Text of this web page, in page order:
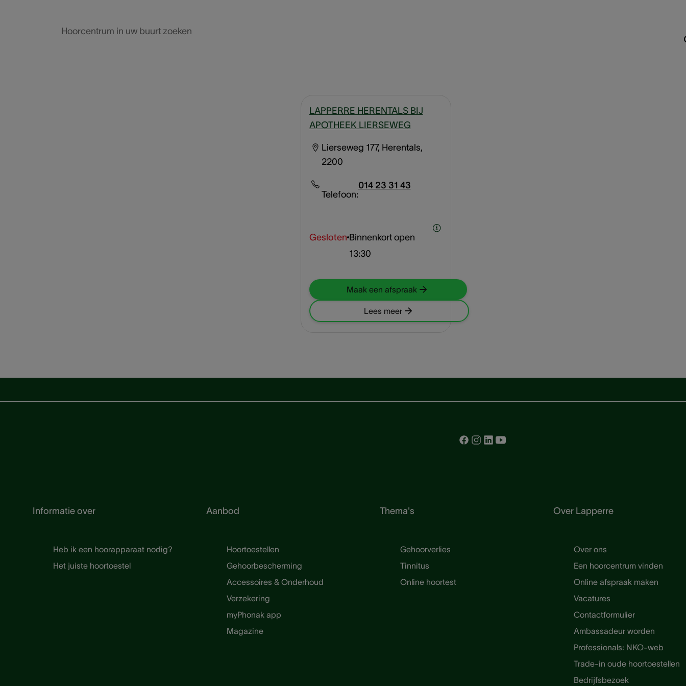
Hoorcentrum in uw buurt zoeken
LAPPERRE HERENTALS BIJ
APOTHEEK LIERSEWEG
Lierseweg 177, Herentals,
2200
Telefoon:
014 23 31 43
Gesloten Binnenkort open
13:30
Maak een afspraak
Lees meer
Informatie over
Heb ik een hoorapparaat nodig?
Het juiste hoortoestel
Aanbod
Hoortoestellen
Gehoorbescherming
Accessoires & Onderhoud
Verzekering
myPhonak app
Magazine
Thema's
Gehoorverlies
Tinnitus
Online hoortest
Over Lapperre
Over ons
Een hoorcentrum vinden
Online afspraak maken
Vacatures
Contactformulier
Ambassadeur worden
Professionals: NKO-web
Trade-in oude hoortoestellen
Bedrijfsbezoek